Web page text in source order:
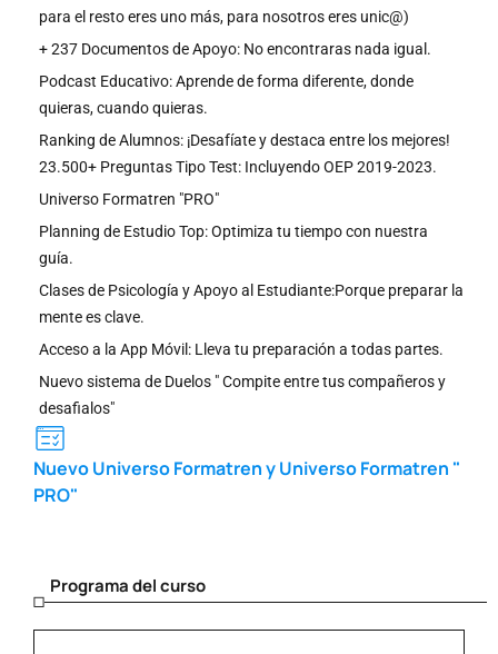
para el resto eres uno más, para nosotros eres unic@)
+ 237 Documentos de Apoyo: No encontraras nada igual.
Podcast Educativo: Aprende de forma diferente, donde
quieras, cuando quieras.
Ranking de Alumnos: ¡Desafíate y destaca entre los mejores!
23.500+ Preguntas Tipo Test: Incluyendo OEP 2019-2023.
Universo Formatren "PRO"
Planning de Estudio Top: Optimiza tu tiempo con nuestra
guía.
Clases de Psicología y Apoyo al Estudiante:Porque preparar la
mente es clave.
Acceso a la App Móvil: Lleva tu preparación a todas partes.
Nuevo sistema de Duelos " Compite entre tus compañeros y
desafialos"
Nuevo Universo Formatren y Universo Formatren "
PRO"
Programa del curso